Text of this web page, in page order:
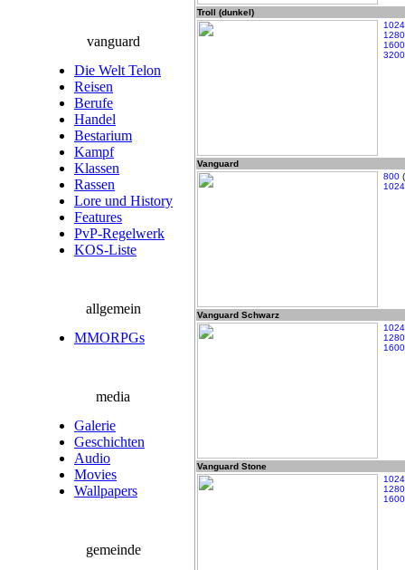
vanguard
Die Welt Telon
Reisen
Berufe
Handel
Bestarium
Kampf
Klassen
Rassen
Lore und History
Features
PvP-Regelwerk
KOS-Liste
allgemein
MMORPGs
media
Galerie
Geschichten
Audio
Movies
Wallpapers
gemeinde
Troll (dunkel)
1024
1280
1600
3200
Vanguard
800
1024
Vanguard Schwarz
1024
1280
1600
Vanguard Stone
1024
1280
1600